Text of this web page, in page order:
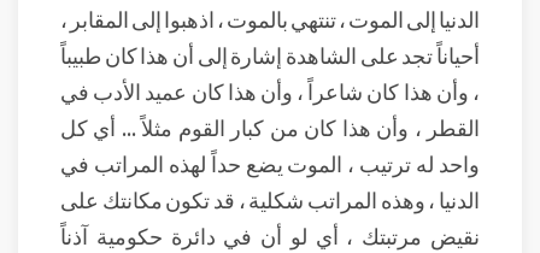
الدنيا إلى الموت ، تنتهي بالموت ، اذهبوا إلى المقابر ،
أحياناً تجد على الشاهدة إشارة إلى أن هذا كان طبيباً
، وأن هذا كان شاعراً ، وأن هذا كان عميد الأدب في
القطر ، وأن هذا كان من كبار القوم مثلاً ... أي كل
واحد له ترتيب ، الموت يضع حداً لهذه المراتب في
الدنيا ، وهذه المراتب شكلية ، قد تكون مكانتك على
نقيض مرتبتك ، أي لو أن في دائرة حكومية آذناً